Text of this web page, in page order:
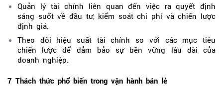
Quản lý tài chính liên quan đến việc ra quyết định
sáng suốt về đầu tư, kiểm soát chi phí và chiến lược
định giá.
Theo dõi hiệu suất tài chính so với các mục tiêu
chiến lược để đảm bảo sự bền vững lâu dài của
doanh nghiệp.
7 Thách thức phổ biến trong vận hành bán lẻ